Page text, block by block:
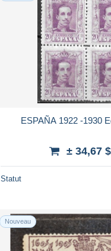
ESPAÑA 1922 -1930
± 34,67
Statut
Nouveau